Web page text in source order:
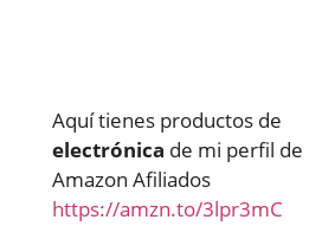
Aquí tienes productos de
electrónica de mi perfil de
Amazon Afiliados
https://amzn.to/3lpr3mC